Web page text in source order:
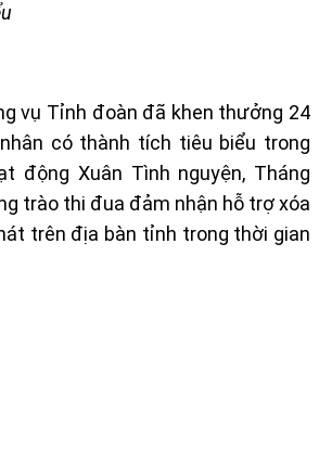
vụ Tỉnh đoàn đã khen thưởng 24
có thành tích tiêu biểu trong
động Xuân Tình nguyện, Tháng
trào thi đua đảm nhận hỗ trợ xóa
trên địa bàn tỉnh trong thời gian